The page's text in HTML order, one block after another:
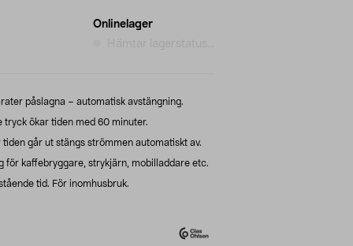
Onlinelager
påslagna – automatisk avstängning.
ökar tiden med 60 minuter.
går ut stängs strömmen automatiskt av.
för kaffebryggare, strykjärn, mobilladdare etc.
tid. För inomhusbruk.